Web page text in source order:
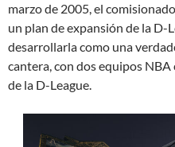
marzo de 2005, el
un plan de expansión de la D-
desarrollarla como una
cantera, con dos equipos
de la D-League.